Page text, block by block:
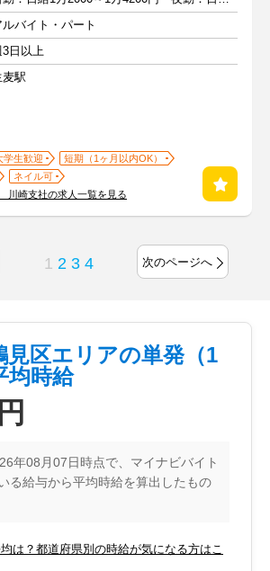
ルバイト・パート
3日以上
麦駅
学生歓迎
短期（1ヶ月以内OK）
ネイル可
崎支社の求人一覧を見る
1 2 3 4 次のページへ
見区エリアの単発（1
均時給
年08月07日時点で、マイナビバイト
る給与から平均時給を算出したもの
は？都道府県別の時給が気になる方はこ